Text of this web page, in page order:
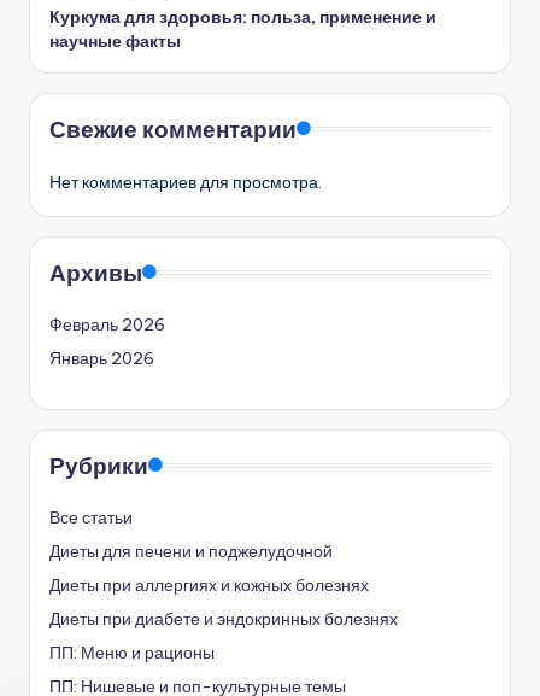
Куркума для здоровья: польза, применение и
научные факты
Свежие комментарии
Нет комментариев для просмотра.
Архивы
Февраль 2026
Январь 2026
Рубрики
Все статьи
Диеты для печени и поджелудочной
Диеты при аллергиях и кожных болезнях
Диеты при диабете и эндокринных болезнях
ПП: Меню и рационы
ПП: Нишевые и поп-культурные темы